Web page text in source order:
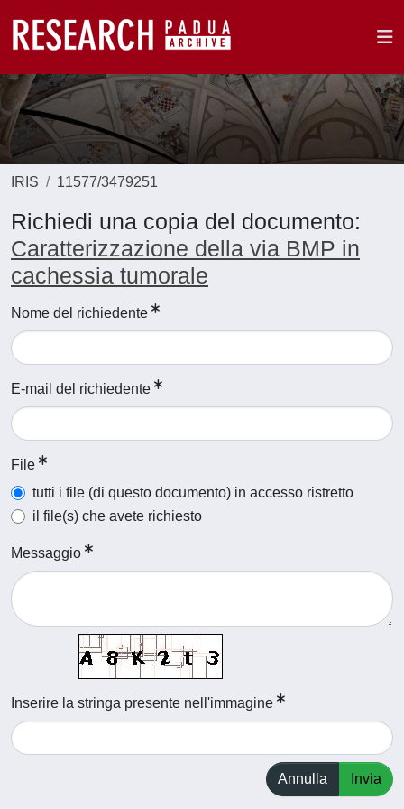
IRIS 11577/3479251
Richiedi una copia del documento:
Caratterizzazione della via BMP in
cachessia tumorale
Nome del richiedente
E-mail del richiedente
File
tutti i file (di questo documento) in accesso ristretto
il file(s) che avete richiesto
Messaggio
Inserire la stringa presente nell'immagine
Annulla Invia